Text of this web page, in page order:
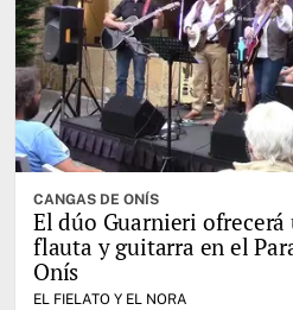
CANGAS DE ONÍS
El dúo Guarnieri
flauta y guitarra en el
Onís
EL FIELATO Y EL NORA